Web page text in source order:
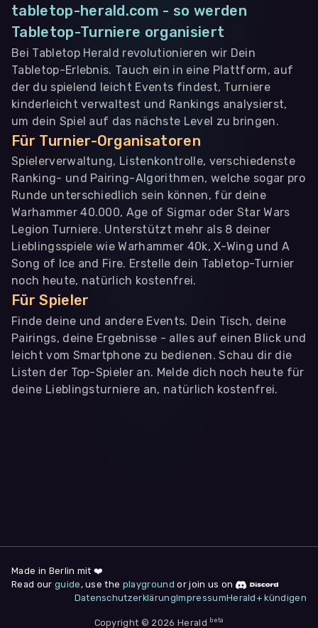
tabletop-herald.com - so werden
Tabletop-Turniere organisiert
Bei Tabletop Herald revolutionieren wir Dein
Tabletop-Erlebnis. Tauch ein in eine Plattform, auf
der du spielend leicht Events findest, Turniere
kinderleicht verwaltest und Rankings analysierst,
um dein Spiel auf das nächste Level zu bringen.
Für Turnier-Organisatoren
Spielerverwaltung, Listenkontrolle, verschiedenste
Ranking- und Pairing-Algorithmen, welche sogar pro
Runde unterschiedlich sein können, für deine
Warhammer 40.000, Age of Sigmar oder Star Wars
Legion Turniere. Unterstützt mehr als 8 deiner
Lieblingsspiele wie Warhammer 40k, X-Wing und A
Song of Ice and Fire. Erstelle dein Tabletop-Turnier
noch heute, natürlich kostenfrei.
Für Spieler
Finde deine und andere Events. Dein Tisch, deine
Pairings, deine Ergebnisse - alles auf einen Blick und
leicht vom Smartphone zu bedienen. Schau dir die
Listen der Top-Spieler an. Melde dich noch heute für
deine Lieblingsturniere an, natürlich kostenfrei.
deine Zustimmung jederzeit unter "
am Seitenende widerrufen.
Nur notwendige
Made in Berlin mit ❤️
Read our guide , use the playground or join us on
DatenschutzerklärungImpressumHerald+ kündigen
Copyright © 2026 Herald beta